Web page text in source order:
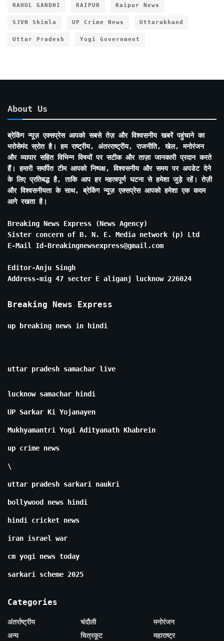
RAHUL GANDHI RAIPUR Raipur News
SJVN Shimla UP Crime News Uttarakhand
Uttar Pradesh Yogi Government
About Us
ब्रेकिंग न्यूज़ एक्सप्रेस आपको सबसे तेज़ और विश्वसनीय खबरें पहुंचाने का
भरोसेमंद स्रोत है। हम राष्ट्रीय, अंतरराष्ट्रीय, राजनीति, खेल, मनोरंजन
और व्यापार सहित विभिन्न विषयों पर सटीक और ताज़ा जानकारी प्रदान करते
हैं। हमारी समर्पित टीम आपको निष्पक्ष, विश्वसनीय और समय पर अपडेट देने
के लिए प्रतिबद्ध है, ताकि आप हर महत्वपूर्ण घटना से हमेशा जुड़े रहें। तेज़ी
और विश्वसनीयता के साथ, ब्रेकिंग न्यूज़ एक्सप्रेस आपको हमेशा एक कदम
आगे रखता है।
Breaking News Express (News Agency)
Sister concern of B. N. E. Media network (p) Ltd
E-Mail Id-Breakingnewsexpress@gmail.com
Editor-Anju Singh
Address-mig 47 secter E aliganj lucknow 226024
Breaking News Express
up breaking news in hindi
uttar pradesh samachar live
lucknow samachar hindi
UP Sarkar Ki Yojanayen
Mukhyamantri Yogi Adityanath Khabrein
up crime news
\
uttar pradesh sarkari naukri
bollywood news hindi
hindi cricket news
iran israel war
cm yogi news today
sarkari scheme 2025
Categories
अंतर्राष्ट्रीय
अन्य
चंदौली
चित्रकूट
मनोरंजन
महाराष्ट्र